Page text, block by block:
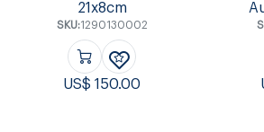
21x8cm
SKU:1290130002
US$150.00